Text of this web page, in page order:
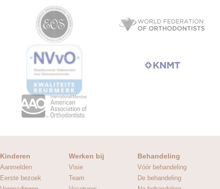
Kinderen
Aanmelden
Eerste bezoek
Werken bij
Visie
Team
Behandeling
Vóór behandeling
De behandeling